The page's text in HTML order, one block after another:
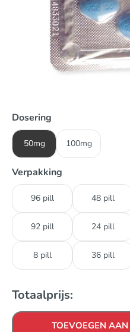
Dosering
50mg 100mg
Verpakking
96 pill 48 pill
92 pill 24 pill
8 pill 36 pill
Totaalprijs:
TOEVOEGEN